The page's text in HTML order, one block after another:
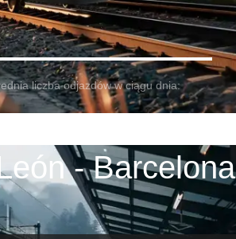
liczba odjazdów w ciągu dnia:
- Barcelona